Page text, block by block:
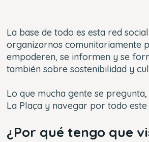
La base de todo es esta red
organizarnos comunitariamente
empoderen, se informen y se
también sobre sostenibilidad y
Lo que mucha gente se
La Plaça y navegar por todo
¿Por qué tengo que